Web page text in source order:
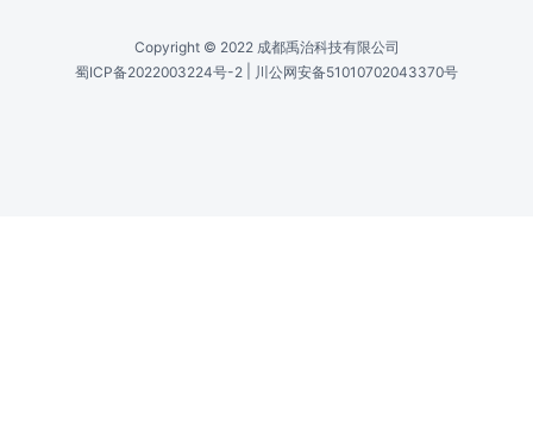
Copyright © 2022 成都禹治科技有限公司
蜀ICP备2022003224号-2
川公网安备51010702043370号